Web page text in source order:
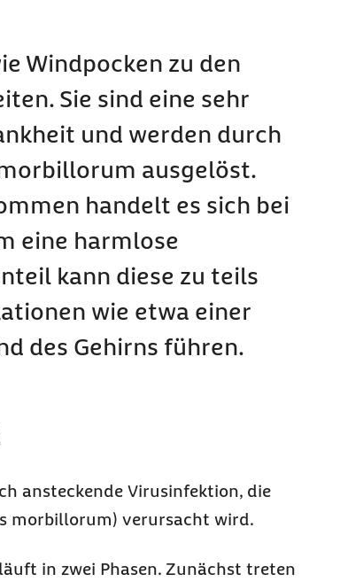
auf?
Masern möglich?
gibt es?
Windpocken zu den
Sie sind eine sehr
und werden durch
ausgelöst.
handelt es sich bei
eine harmlose
kann diese zu teils
wie etwa einer
des Gehirns führen.
ansteckende Virusinfektion, die
morbillorum) verursacht wird.
in zwei Phasen. Zunächst treten